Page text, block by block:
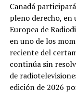
Canadá
pleno derecho,
Europea de
en uno de los
reciente del
continúa sin
de
edición de 2026